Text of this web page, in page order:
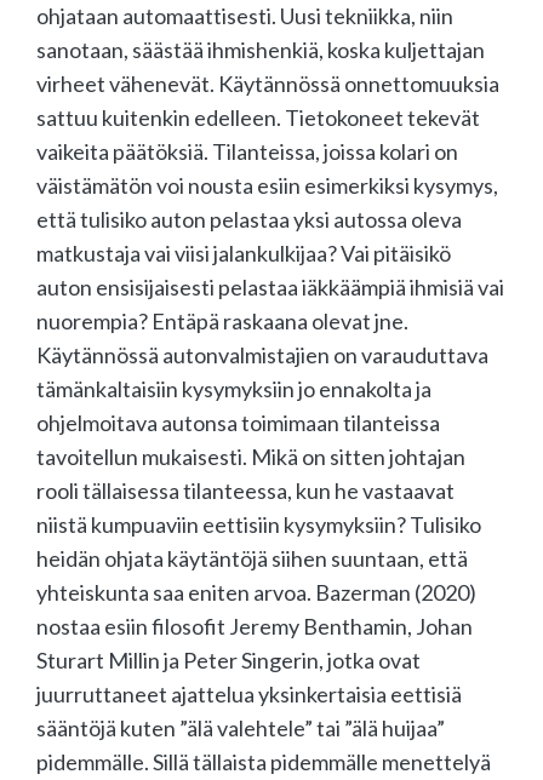
ohjataan automaattisesti. Uusi tekniikka, niin
sanotaan, säästää ihmishenkiä, koska kuljettajan
virheet vähenevät. Käytännössä onnettomuuksia
sattuu kuitenkin edelleen. Tietokoneet tekevät
vaikeita päätöksiä. Tilanteissa, joissa kolari on
väistämätön voi nousta esiin esimerkiksi kysymys,
että tulisiko auton pelastaa yksi autossa oleva
matkustaja vai viisi jalankulkijaa? Vai pitäisikö
auton ensisijaisesti pelastaa iäkkäämpiä ihmisiä vai
nuorempia? Entäpä raskaana olevat jne.
Käytännössä autonvalmistajien on varauduttava
tämänkaltaisiin kysymyksiin jo ennakolta ja
ohjelmoitava autonsa toimimaan tilanteissa
tavoitellun mukaisesti. Mikä on sitten johtajan
rooli tällaisessa tilanteessa, kun he vastaavat
niistä kumpuaviin eettisiin kysymyksiin? Tulisiko
heidän ohjata käytäntöjä siihen suuntaan, että
yhteiskunta saa eniten arvoa. Bazerman (2020)
nostaa esiin filosofit Jeremy Benthamin, Johan
Sturart Millin ja Peter Singerin, jotka ovat
juurruttaneet ajattelua yksinkertaisia eettisiä
sääntöjä kuten ”älä valehtele” tai ”älä huijaa”
pidemmälle. Sillä tällaista pidemmälle menettelyä